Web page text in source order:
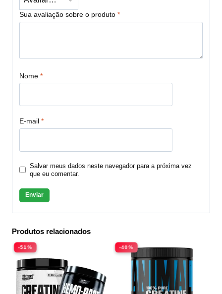
Sua avaliação sobre o produto *
Nome *
E-mail *
Salvar meus dados neste navegador para a próxima vez
que eu comentar.
Produtos relacionados
-51% -40%